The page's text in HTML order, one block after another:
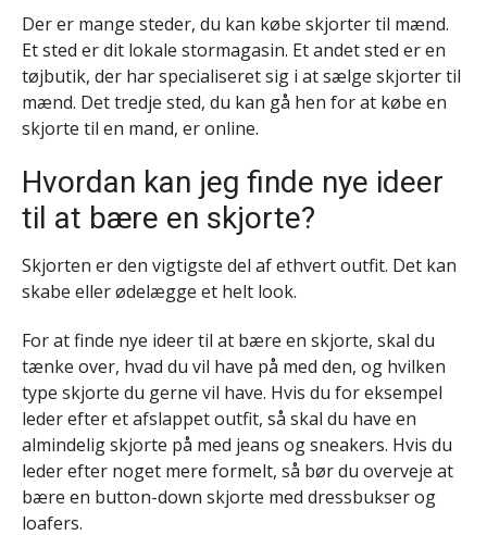
Der er mange steder, du kan købe skjorter til mænd.
Et sted er dit lokale stormagasin. Et andet sted er en
tøjbutik, der har specialiseret sig i at sælge skjorter til
mænd. Det tredje sted, du kan gå hen for at købe en
skjorte til en mand, er online.
Hvordan kan jeg finde nye ideer
til at bære en skjorte?
Skjorten er den vigtigste del af ethvert outfit. Det kan
skabe eller ødelægge et helt look.
For at finde nye ideer til at bære en skjorte, skal du
tænke over, hvad du vil have på med den, og hvilken
type skjorte du gerne vil have. Hvis du for eksempel
leder efter et afslappet outfit, så skal du have en
almindelig skjorte på med jeans og sneakers. Hvis du
leder efter noget mere formelt, så bør du overveje at
bære en button-down skjorte med dressbukser og
loafers.